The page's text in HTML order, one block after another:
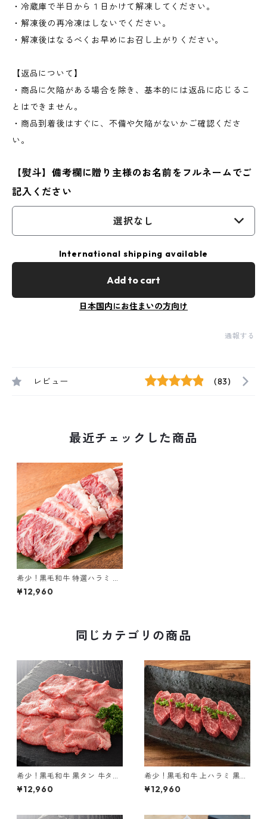
・冷蔵庫で半日から１日かけて解凍してください。
・解凍後の再冷凍はしないでください。
・解凍後はなるべくお早めにお召し上がりください。
【返品について】
・商品に欠陥がある場合を除き、基本的には返品に応じるこ
とはできません。
・商品到着後はすぐに、不備や欠陥がないかご確認くださ
い。
【熨斗】備考欄に贈り主様のお名前をフルネームでご
記入ください
選択なし
International shipping available
Add to cart
日本国内にお住まいの方向け
通報する
レビュー (83)
最近チェックした商品
希少！黒毛和牛 特選ハラミ 黒
樺牛 900g
¥12,960
同じカテゴリの商品
希少！黒毛和牛 黒タン 牛タン
黒樺牛 900g
¥12,960
希少！黒毛和牛 上ハラミ 黒樺
牛 900g
¥12,960